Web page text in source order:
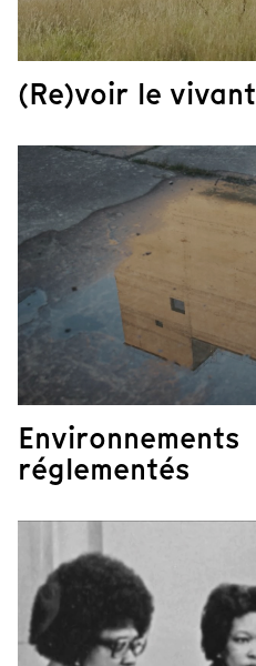
(Re)voir le vivant
Environnements
réglementés